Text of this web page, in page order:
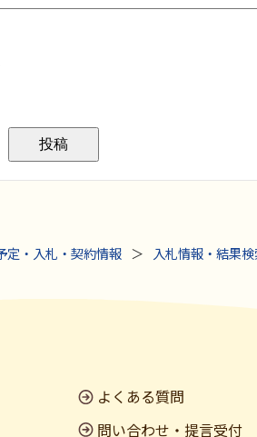
定・入札・契約情報
入札情報・結果検
よくある質問
問い合わせ・提言受付